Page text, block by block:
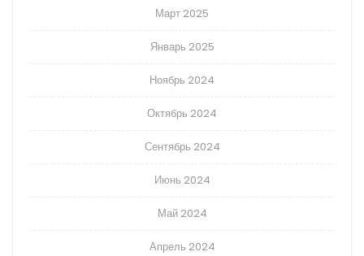
Март 2025
Январь 2025
Ноябрь 2024
Октябрь 2024
Сентябрь 2024
Июнь 2024
Май 2024
Апрель 2024